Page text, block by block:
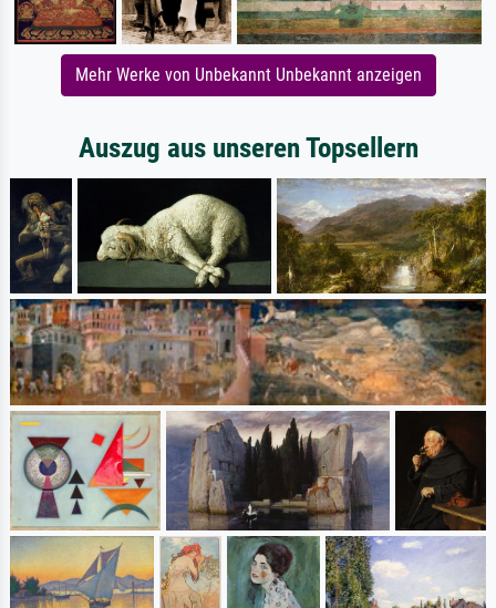
Mehr Werke von Unbekannt Unbekannt anzeigen
Auszug aus unseren Topsellern